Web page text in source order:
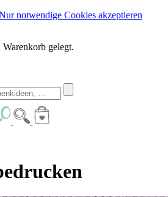
notwendige Cookies akzeptieren
gelegt.